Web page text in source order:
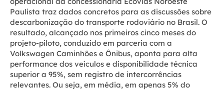
Paulista traz dados concretos para as discussões sobre
descarbonização do transporte rodoviário no Brasil. O
resultado, alcançado nos primeiros cinco meses do
projeto-piloto, conduzido em parceria com a
Volkswagen Caminhões e Ônibus, aponta para alta
performance dos veículos e disponibilidade técnica
superior a 95%, sem registro de intercorrências
relevantes. Ou seja, em média, em apenas 5% do